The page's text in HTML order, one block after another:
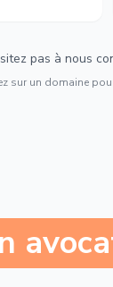
pas à nous
sur un domaine